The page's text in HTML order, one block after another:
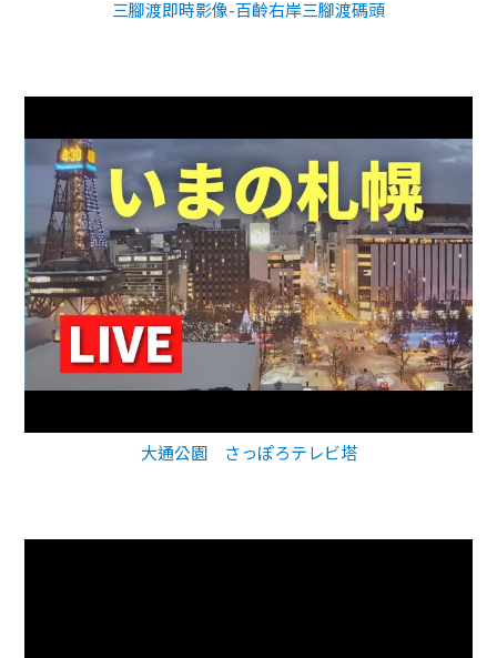
三腳渡即時影像-百齡右岸三腳渡碼頭
大通公園 さっぽろテレビ塔